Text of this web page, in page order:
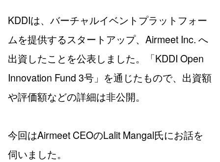
KDDIは、バーチャルイベントプラットフォー
ムを提供するスタートアップ、Airmeet Inc. へ
出資したことを公表しました。「KDDI Open
Innovation Fund 3号」を通じたもので、出資額
や評価額などの詳細は非公開。
今回はAirmeet CEOのLalit Mangal氏にお話を
伺いました。